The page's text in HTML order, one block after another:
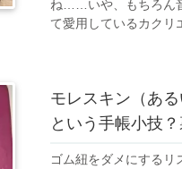
ね……いや、もちろん
て愛用しているカクリ
モレスキン（あ
という手帳小技？
ゴム紐をダメにするリ